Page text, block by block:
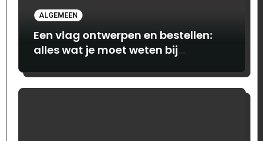
ALGEMEEN
Een vlag ontwerpen en bestellen:
alles wat je moet weten bij